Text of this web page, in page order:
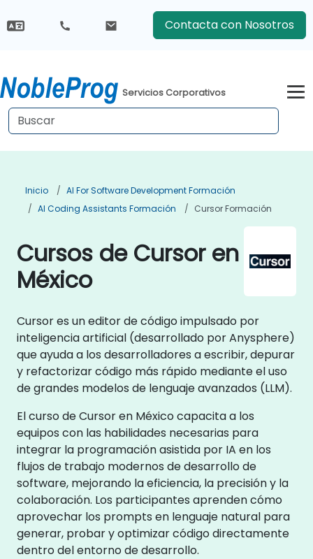
Contacta con Nosotros
Servicios Corporativos
Inicio
AI For Software Development Formación
AI Coding Assistants Formación
Cursor Formación
Cursos de Cursor en
México
Cursor es un editor de código impulsado por
inteligencia artificial (desarrollado por Anysphere)
que ayuda a los desarrolladores a escribir, depurar
y refactorizar código más rápido mediante el uso
de grandes modelos de lenguaje avanzados (LLM).
El curso de Cursor en México capacita a los
equipos con las habilidades necesarias para
integrar la programación asistida por IA en los
flujos de trabajo modernos de desarrollo de
software, mejorando la eficiencia, la precisión y la
colaboración. Los participantes aprenden cómo
aprovechar los prompts en lenguaje natural para
generar, probar y optimizar código directamente
dentro del entorno de desarrollo.